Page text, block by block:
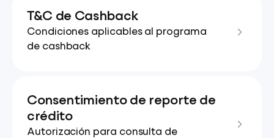
T&C de Cashback
Condiciones aplicables al programa
de cashback
Consentimiento de reporte de
crédito
Autorización para consulta de